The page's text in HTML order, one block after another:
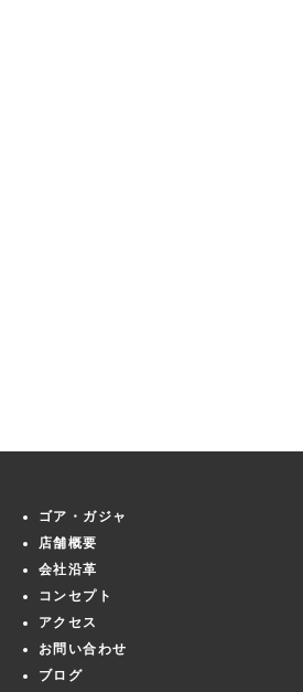
ゴア・ガジャ
店舗概要
会社沿革
コンセプト
アクセス
お問い合わせ
ブログ